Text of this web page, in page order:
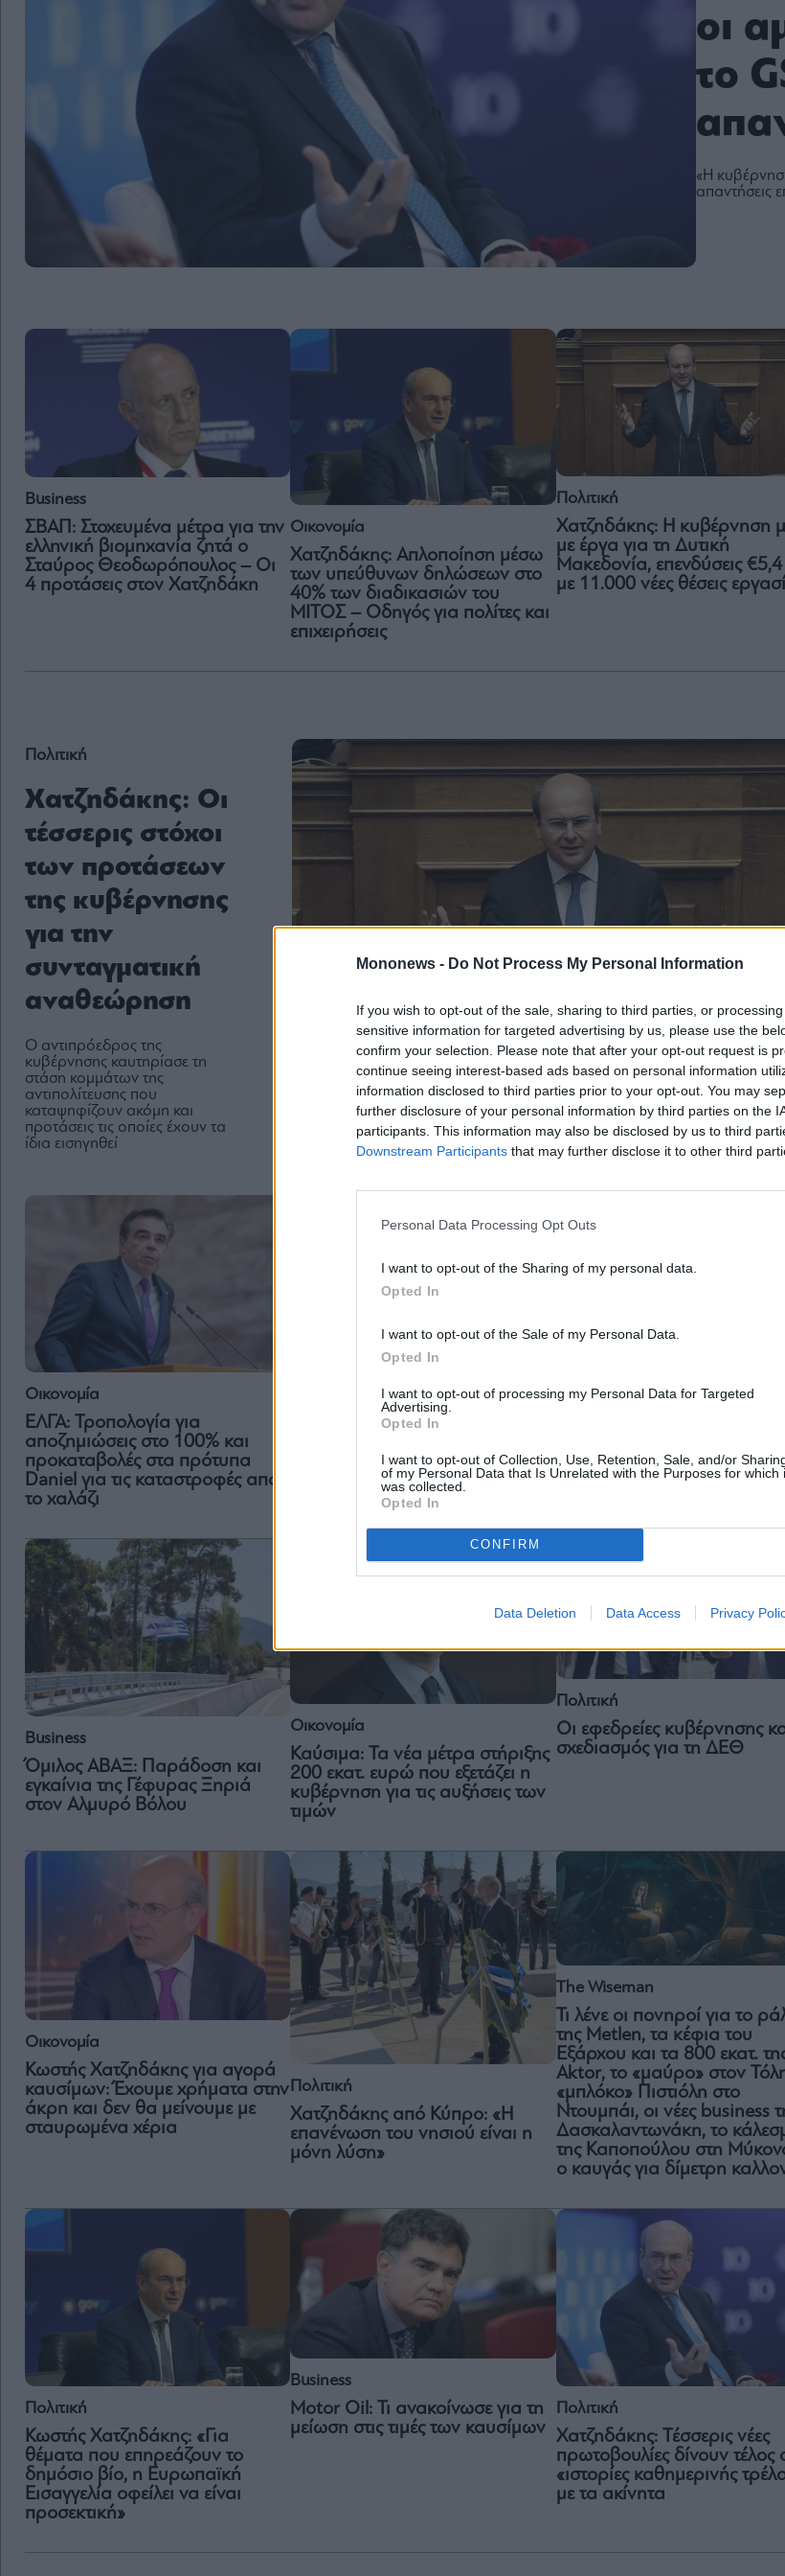
Mononews - Do Not Process My Personal Information
If you wish to opt-out of the sale, sharing to third parties, or
sensitive information for targeted advertising by us, please use the
confirm your selection. Please note that after your opt-out request is
continue seeing interest-based ads based on personal information
information disclosed to third parties prior to your opt-out. You may
further disclosure of your personal information by third parties on the
participants. This information may also be disclosed by us to third
Downstream Participants that may further disclose it to other third
Personal Data Processing Opt Outs
I want to opt-out of the Sharing of my personal data.
Opted In
I want to opt-out of the Sale of my Personal Data.
Opted In
I want to opt-out of processing my Personal Data for Targeted
Advertising.
Opted In
I want to opt-out of Collection, Use, Retention, Sale, and/or
of my Personal Data that Is Unrelated with the Purposes for which
was collected.
Opted In
CONFIRM
Data Deletion Data Access Privacy
οι
το
«Η
απαντήσεις
Business
ΣΒΑΠ: Στοχευμένα μέτρα για την
ελληνική βιομηχανία ζητά ο
Σταύρος Θεοδωρόπουλος – Οι
4 προτάσεις στον Χατζηδάκη
Οικονομία
Χατζηδάκης: Aπλοποίηση μέσω
των υπεύθυνων δηλώσεων στο
40% των διαδικασιών του
ΜΙΤΟΣ – Οδηγός για πολίτες και
επιχειρήσεις
Πολιτική
Χατζηδάκης: Η κυβέρνηση
με έργα για τη Δυτική
Μακεδονία, επενδύσεις €5,4
με 11.000 νέες θέσεις
Πολιτική
Χατζηδάκης: Οι
τέσσερις στόχοι
των προτάσεων
της κυβέρνησης
για την
συνταγματική
αναθεώρηση
Ο αντιπρόεδρος της
κυβέρνησης καυτηρίασε τη
στάση κομμάτων της
αντιπολίτευσης που
καταψηφίζουν ακόμη και
προτάσεις τις οποίες έχουν τα
ίδια εισηγηθεί
Οικονομία
ΕΛΓΑ: Τροπολογία για
αποζημιώσεις στο 100% και
προκαταβολές στα πρότυπα
Daniel για τις καταστροφές από
το χαλάζι
Χατζηδάκης κατά Τσίπρα: Δεν
ένα ακόμα πρόβλημα (βίντεο)
Πολιτική
την ευτελίζουν
Business
Όμιλος ΑΒΑΞ: Παράδοση και
εγκαίνια της Γέφυρας Ξηριά
στον Αλμυρό Βόλου
Οικονομία
Καύσιμα: Τα νέα μέτρα στήριξης
200 εκατ. ευρώ που εξετάζει η
κυβέρνηση για τις αυξήσεις των
τιμών
Πολιτική
Οι εφεδρείες κυβέρνησης
σχεδιασμός για τη ΔΕΘ
Οικονομία
Κωστής Χατζηδάκης για αγορά
καυσίμων: Έχουμε χρήματα στην
άκρη και δεν θα μείνουμε με
σταυρωμένα χέρια
Πολιτική
Χατζηδάκης από Κύπρο: «Η
επανένωση του νησιού είναι η
μόνη λύση»
The Wiseman
Τι λένε οι πονηροί για το
της Metlen, τα κέφια του
Εξάρχου και τα 800 εκατ.
Aktor, το «μαύρο» στον
«μπλόκο» Πιστιόλη στο
Ντουμπάι, οι νέες business
Δασκαλαντωνάκη, το
της Καποπούλου στη
ο καυγάς για δίμετρη
Πολιτική
Κωστής Χατζηδάκης: «Για
θέματα που επηρεάζουν το
δημόσιο βίο, η Ευρωπαϊκή
Εισαγγελία οφείλει να είναι
προσεκτική»
Business
Motor Oil: Τι ανακοίνωσε για τη
μείωση στις τιμές των καυσίμων
Πολιτική
Χατζηδάκης: Τέσσερις νέες
πρωτοβουλίες δίνουν τέλος
«ιστορίες καθημερινής
με τα ακίνητα